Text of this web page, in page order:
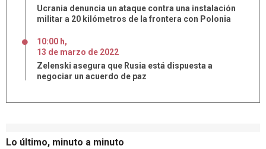
Lo último, minuto a minuto
Ucrania denuncia un ataque contra una instalación
militar a 20 kilómetros de la frontera con Polonia
10:00 h,
13 de marzo de 2022
Zelenski asegura que Rusia está dispuesta a
negociar un acuerdo de paz